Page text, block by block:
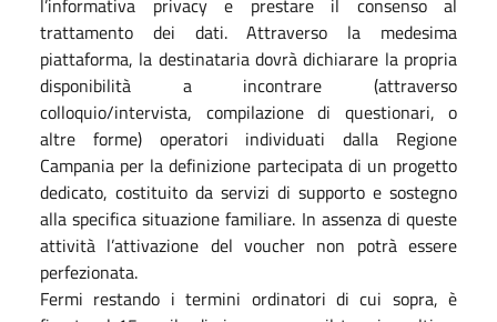
trattamento dei dati. Attraverso la medesima
piattaforma, la destinataria dovrà dichiarare la propria
disponibilità a incontrare (attraverso
colloquio/intervista, compilazione di questionari, o
altre forme) operatori individuati dalla Regione
Campania per la definizione partecipata di un progetto
dedicato, costituito da servizi di supporto e sostegno
alla specifica situazione familiare. In assenza di queste
attività l’attivazione del voucher non potrà essere
perfezionata.
Fermi restando i termini ordinatori di cui sopra, è